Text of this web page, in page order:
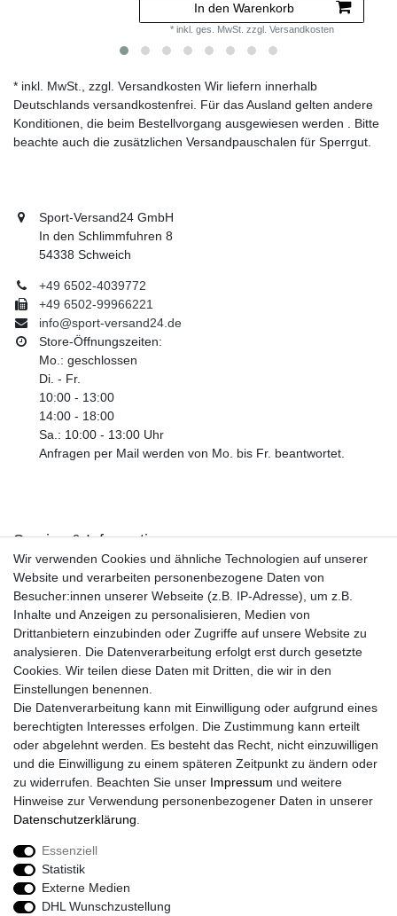
In den Warenkorb
* inkl. ges. MwSt. zzgl. Versandkosten
* inkl. MwSt., zzgl. Versandkosten Wir liefern innerhalb
Deutschlands versandkostenfrei. Für das Ausland gelten andere
Konditionen, die beim Bestellvorgang ausgewiesen werden . Bitte
beachte auch die zusätzlichen Versandpauschalen für Sperrgut.
Sport-Versand24 GmbH
In den Schlimmfuhren 8
54338 Schweich
+49 6502-4039772
+49 6502-99966221
info@sport-versand24.de
Store-Öffnungszeiten:
Mo.: geschlossen
Di. - Fr.
10:00 - 13:00
14:00 - 18:00
Sa.: 10:00 - 13:00 Uhr
Anfragen per Mail werden von Mo. bis Fr. beantwortet.
Service & Informationen
Kontakt
Retouren
Widerrufsrecht
Widerrufs­formular
Impressum
Daten­schutz­erklärung
AGB
Größentabelle
Kataloge
Barrierefreiheitserklärung
Sicherheitsinformationen
Zahlung und Versand
Wir verwenden Cookies und ähnliche Technologien auf unserer
Website und verarbeiten personenbezogene Daten von
Besucher:innen unserer Webseite (z.B. IP-Adresse), um z.B.
Inhalte und Anzeigen zu personalisieren, Medien von
Drittanbietern einzubinden oder Zugriffe auf unsere Website zu
analysieren. Die Datenverarbeitung erfolgt erst durch gesetzte
Cookies. Wir teilen diese Daten mit Dritten, die wir in den
Einstellungen benennen.
Die Datenverarbeitung kann mit Einwilligung oder aufgrund eines
berechtigten Interesses erfolgen. Die Zustimmung kann erteilt
oder abgelehnt werden. Es besteht das Recht, nicht einzuwilligen
und die Einwilligung zu einem späteren Zeitpunkt zu ändern oder
zu widerrufen. Beachten Sie unser Impressum und weitere
Hinweise zur Verwendung personenbezogener Daten in unserer
Daten­schutz­erklärung
Essenziell
Statistik
Externe Medien
DHL Wunschzustellung